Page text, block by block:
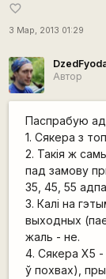
favorite_border
3 Мар, 2013 01:29
Автор
Паспрабую
1. Сякера з
2. Такія ж
пад замову
35, 45, 55
3. Калі на
выходных
жаль - не.
4. Сякера Х5
ў похвах),